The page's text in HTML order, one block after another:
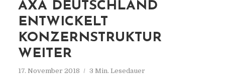
AXA DEUTSCHLAND
ENTWICKELT
KONZERNSTRUKTUR
WEITER
17. November 2018 3 Min. Lesedauer